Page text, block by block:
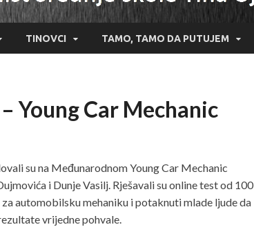
TINOVCI TAMO, TAMO DA PUTUJEM
Young Car Mechanic
su na Međunarodnom Young Car Mechanic
i Dunje Vasilj. Rješavali su online test od 100
automobilsku mehaniku i potaknuti mlade ljude da
vrijedne pohvale.